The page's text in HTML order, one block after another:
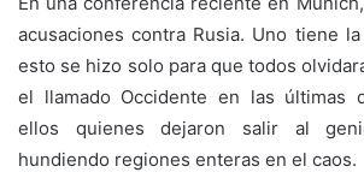
acusaciones contra Rusia. Uno tiene
esto se hizo solo para que todos
el llamado Occidente en las últimas
ellos quienes dejaron salir al
hundiendo regiones enteras en el caos.